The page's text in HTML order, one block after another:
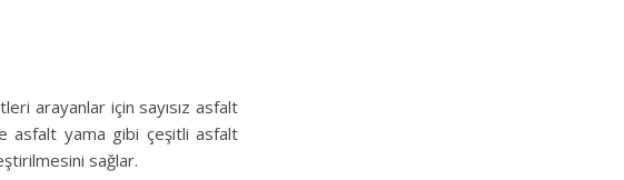
arayanlar için sayısız asfalt
asfalt yama gibi çeşitli asfalt
sağlar.